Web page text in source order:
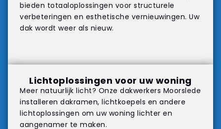
bieden totaaloplossingen voor structurele
verbeteringen en esthetische vernieuwingen. Uw
dak wordt weer als nieuw.
Lichtoplossingen voor uw woning
Meer natuurlijk licht? Onze dakwerkers Moorslede
installeren dakramen, lichtkoepels en andere
lichtoplossingen om uw woning lichter en
aangenamer te maken.